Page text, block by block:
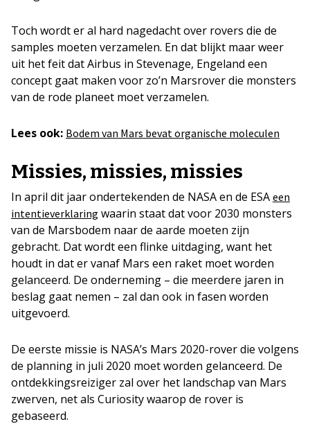
Toch wordt er al hard nagedacht over rovers die de
samples moeten verzamelen. En dat blijkt maar weer
uit het feit dat Airbus in Stevenage, Engeland een
concept gaat maken voor zo’n Marsrover die monsters
van de rode planeet moet verzamelen.
Lees ook: Bodem van Mars bevat organische moleculen
Missies, missies, missies
In april dit jaar ondertekenden de NASA en de ESA een
intentieverklaring waarin staat dat voor 2030 monsters
van de Marsbodem naar de aarde moeten zijn
gebracht. Dat wordt een flinke uitdaging, want het
houdt in dat er vanaf Mars een raket moet worden
gelanceerd. De onderneming – die meerdere jaren in
beslag gaat nemen – zal dan ook in fasen worden
uitgevoerd.
De eerste missie is NASA’s Mars 2020-rover die volgens
de planning in juli 2020 moet worden gelanceerd. De
ontdekkingsreiziger zal over het landschap van Mars
zwerven, net als Curiosity waarop de rover is
gebaseerd.